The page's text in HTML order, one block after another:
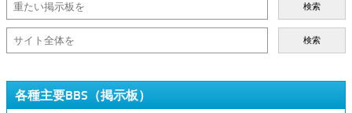
検索
検索
各種主要BBS（掲示板）